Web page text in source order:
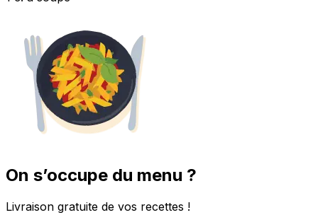
On s’occupe du menu ?
Livraison gratuite de vos recettes !